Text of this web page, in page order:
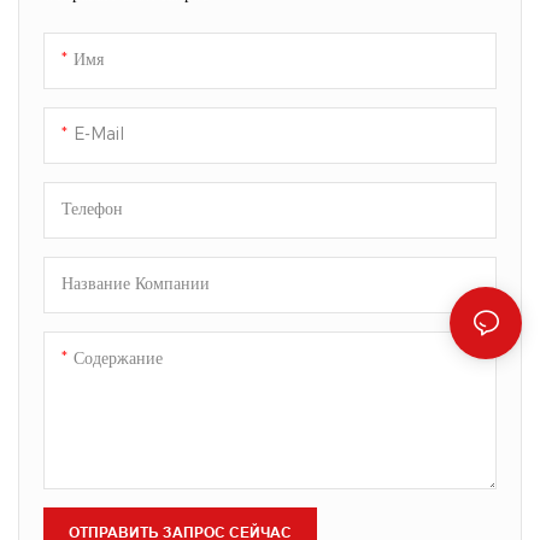
Имя
E-Mail
Телефон
Название Компании
Содержание
ОТПРАВИТЬ ЗАПРОС СЕЙЧАС
нанесение и насыщенную
пигментацию, что делает их
идеальными для рисования,
нанесение и насыщенную
идеальными для рисования,